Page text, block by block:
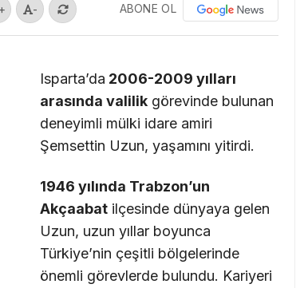
+ - ABONE OL
Isparta’da 2006-2009 yılları
arasında valilik görevinde bulunan
deneyimli mülki idare amiri
Şemsettin Uzun, yaşamını yitirdi.
1946 yılında Trabzon’un
Akçaabat ilçesinde dünyaya gelen
Uzun, uzun yıllar boyunca
Türkiye’nin çeşitli bölgelerinde
önemli görevlerde bulundu. Kariyeri